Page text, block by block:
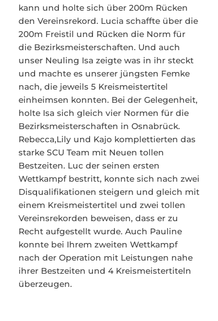
kann und holte sich über 200m Rücken
den Vereinsrekord. Lucia schaffte über die
200m Freistil und Rücken die Norm für
die Bezirksmeisterschaften. Und auch
unser Neuling Isa zeigte was in ihr steckt
und machte es unserer jüngsten Femke
nach, die jeweils 5 Kreismeistertitel
einheimsen konnten. Bei der Gelegenheit,
holte Isa sich gleich vier Normen für die
Bezirksmeisterschaften in Osnabrück.
Rebecca,Lily und Kajo komplettierten das
starke SCU Team mit Neuen tollen
Bestzeiten. Luc der seinen ersten
Wettkampf bestritt, konnte sich nach zwei
Disqualifikationen steigern und gleich mit
einem Kreismeistertitel und zwei tollen
Vereinsrekorden beweisen, dass er zu
Recht aufgestellt wurde. Auch Pauline
konnte bei Ihrem zweiten Wettkampf
nach der Operation mit Leistungen nahe
ihrer Bestzeiten und 4 Kreismeistertiteln
überzeugen.